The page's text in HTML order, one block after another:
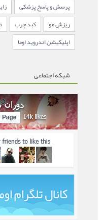
پرسش و پاسخ پزشکی
ریزش مو
کبد چرب
اپلیکیشن اندروید اوما
شبکه اجتماعی